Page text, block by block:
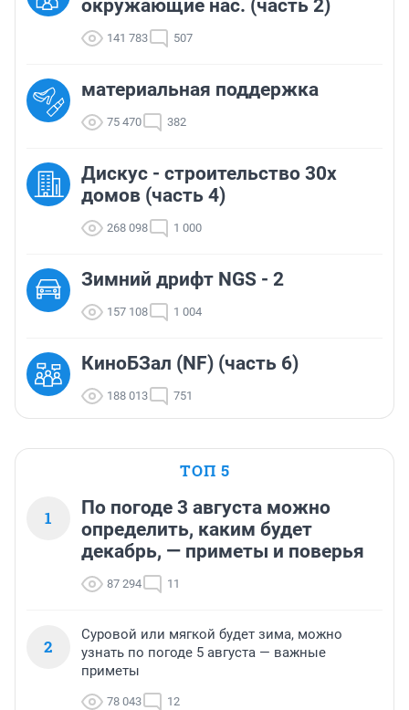
окружающие нас. (часть 2)
141 783 507
материальная поддержка
75 470 382
Дискус - строительство 30х
домов (часть 4)
268 098 1 000
Зимний дрифт NGS - 2
157 108 1 004
КиноБЗал (NF) (часть 6)
188 013 751
ТОП 5
1
По погоде 3 августа можно
определить, каким будет
декабрь, — приметы и поверья
87 294 11
2
Суровой или мягкой будет зима, можно
узнать по погоде 5 августа — важные
приметы
78 043 12